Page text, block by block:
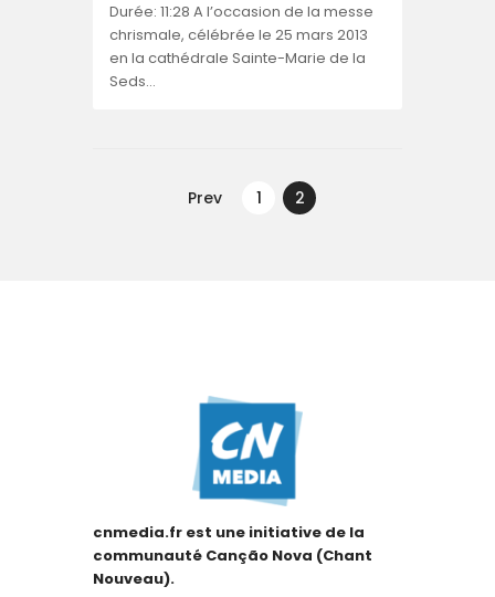
Durée: 11:28 A l’occasion de la messe
chrismale, célébrée le 25 mars 2013
en la cathédrale Sainte-Marie de la
Seds…
Prev PAGE
1 PAGE
2
cnmedia.fr est une initiative de la
communauté Canção Nova (Chant
Nouveau).